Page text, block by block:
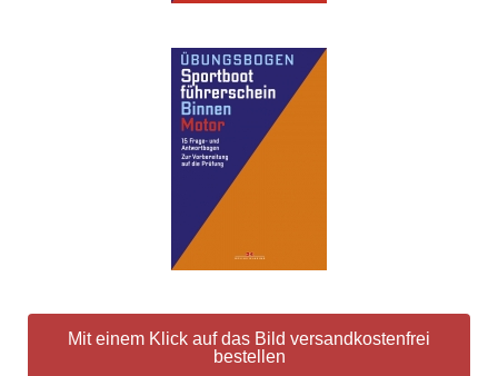
Mit einem Klick auf das Bild versandkostenfrei
bestellen